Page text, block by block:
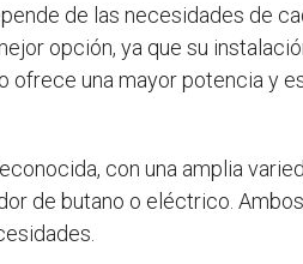
de las necesidades de
opción, ya que su
una mayor potencia y
con una amplia
de butano o eléctrico.